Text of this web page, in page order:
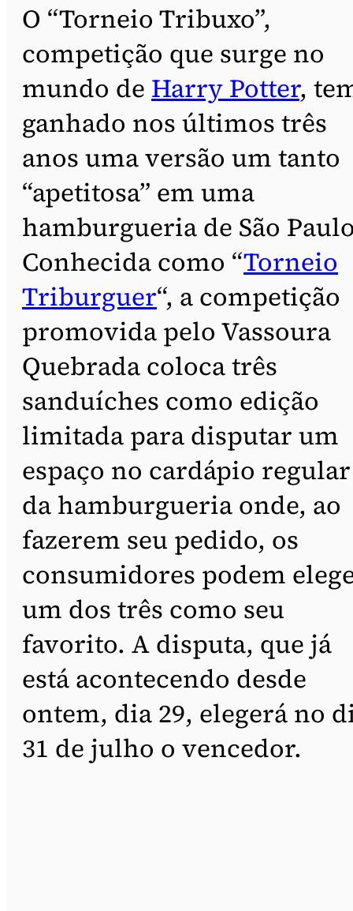
O “Torneio Tribuxo”,
competição que surge no
mundo de Harry Potter,
ganhado nos últimos três
anos uma versão um tanto
“apetitosa” em uma
hamburgueria de São
Conhecida como “Torneio
Triburguer“, a competição
promovida pelo Vassoura
Quebrada coloca três
sanduíches como edição
limitada para disputar um
espaço no cardápio regular
da hamburgueria onde, ao
fazerem seu pedido, os
consumidores podem
um dos três como seu
favorito. A disputa, que já
está acontecendo desde
ontem, dia 29, elegerá no
31 de julho o vencedor.